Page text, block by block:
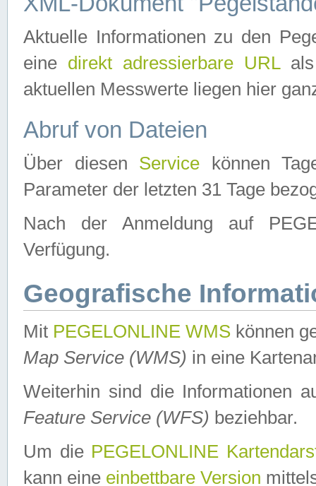
Aktuelle Informationen zu den
eine direkt adressierbare URLals
aktuellen Messwerte liegen hier
Abruf von Dateien
Über diesen Service können
Parameter der letzten 31 Tage
Nach der Anmeldung auf
Verfügung.
Geografische
Mit PEGELONLINE WMS können
Map Service (WMS) in eine
Weiterhin sind die Informationen
Feature Service (WFS) beziehbar.
Um die PEGELONLINE
kann eine einbettbare Version